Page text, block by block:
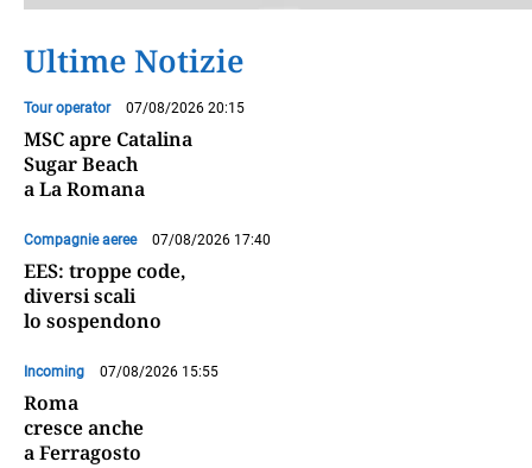
Ultime Notizie
Tour operator 07/08/2026 20:15
MSC apre Catalina
Sugar Beach
a La Romana
Compagnie aeree 07/08/2026 17:40
EES: troppe code,
diversi scali
lo sospendono
Incoming 07/08/2026 15:55
Roma
cresce anche
a Ferragosto